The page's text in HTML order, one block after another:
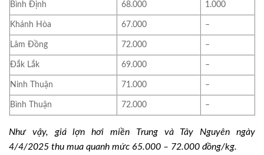
Bình Định 68.000 1.000
Khánh Hòa 67.000 –
Lâm Đồng 72.000 –
Đắk Lắk 69.000 –
Ninh Thuận 71.000 –
Bình Thuận 72.000 –
Như vậy, giá lợn hơi miền Trung và Tây Nguyên ngày
4/4/2025 thu mua quanh mức 65.000 – 72.000 đồng/kg.